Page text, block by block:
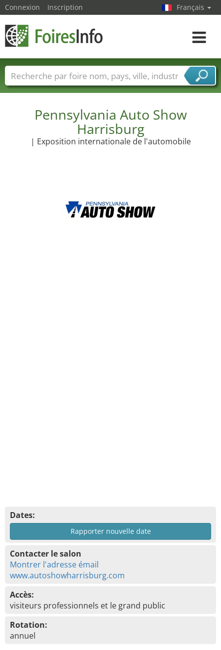
Pennsylvania Auto Show
Harrisburg
| Exposition internationale de l'automobile
Dates:
Rapporter nouvelle date
Contacter le salon
Montrer l'adresse émail
www.autoshowharrisburg.com
Accès:
visiteurs professionnels et le grand public
Rotation:
annuel
Connexion Inscription Français
Toggle
Foire noms Pays Villes
Secteurs de foire